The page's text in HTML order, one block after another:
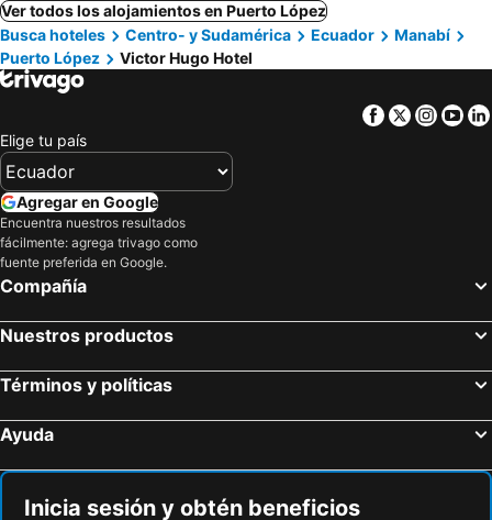
Ver todos los alojamientos en Puerto López
Busca hoteles
Centro- y Sudamérica Ecuador
Manabí
Puerto López
Victor Hugo Hotel
Facebook
Twitter
Elige tu país
Agregar en Google
Encuentra nuestros resultados
fácilmente: agrega trivago como
fuente preferida en Google.
Compañía
Nuestros productos
Términos y políticas
Ayuda
Inicia sesión y obtén beneficios